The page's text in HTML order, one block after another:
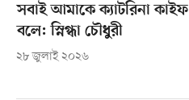
সবাই আমাকে ক্যাটরিনা কাইফ
বলে: স্নিগ্ধা চৌধুরী
২৮ জুলাই ২০২৬